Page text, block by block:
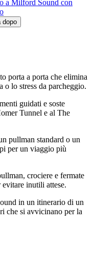
a Milford Sound con
dopo
porta a porta che elimina
o lo stress da parcheggio.
guidati e soste
Tunnel e al The
pullman standard o un
per un viaggio più
crociere e fermate
inutili attese.
in un itinerario di un
che si avvicinano per la